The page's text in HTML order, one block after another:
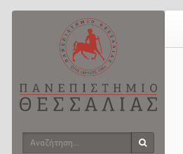
Αναζήτηση